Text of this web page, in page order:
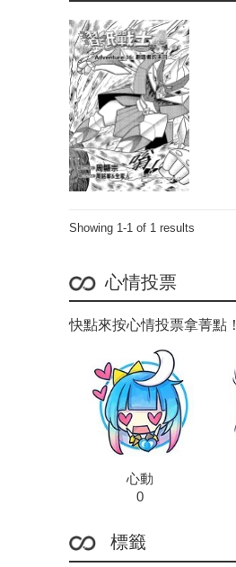
Showing 1-1 of 1 results
心情投票
快點來按心情投票拿菁點！
心動
0
標籤